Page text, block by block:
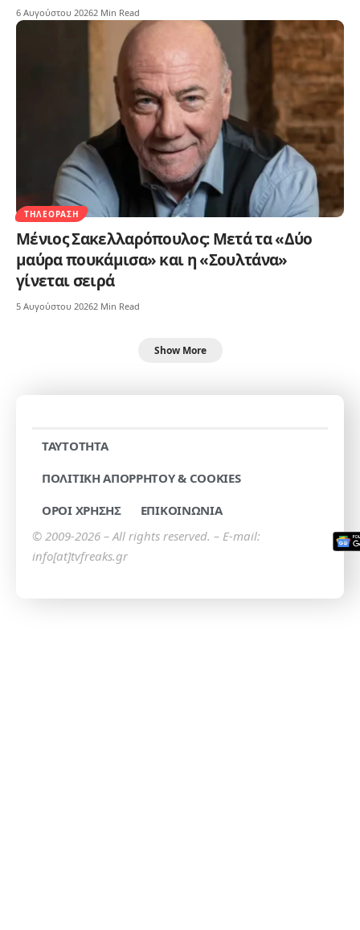
6 Αυγούστου 20262 Min Read
ΤΗΛΕΌΡΑΣΗ
Μένιος Σακελλαρόπουλος: Μετά τα «Δύο
μαύρα πουκάμισα» και η «Σουλτάνα»
γίνεται σειρά
5 Αυγούστου 20262 Min Read
Show More
TAYTOTHTA
ΠΟΛΙΤΙΚΗ ΑΠΟΡΡΗΤΟΥ & COOKIES
ΟΡΟΙ ΧΡΗΣΗΣ
ΕΠΙΚΟΙΝΩΝΙΑ
© 2009-2026 – All rights reserved. – E-mail:
info[at]tvfreaks.gr